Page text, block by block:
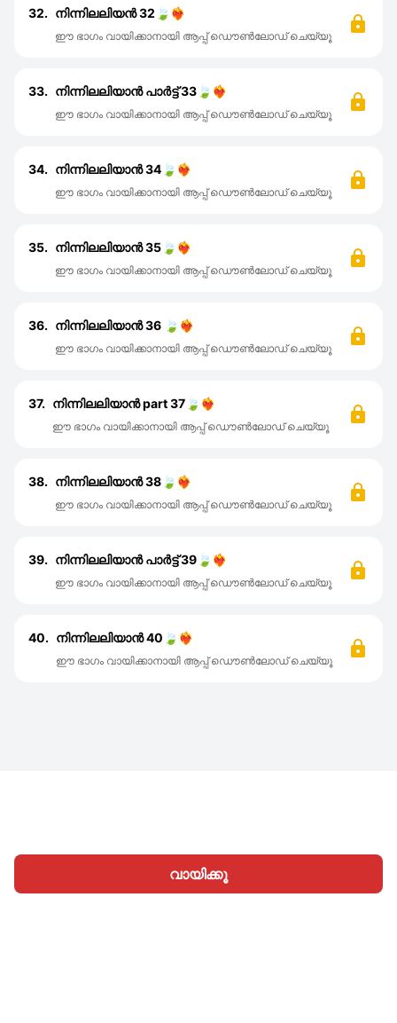
വായിക്കൂ
32. നിന്നിലലിയൻ 32🍃❤️‍🔥
ഈ ഭാഗം വായിക്കാനായി ആപ്പ് ഡൌൺലോഡ് ചെയ്യൂ
33. നിന്നിലലിയാൻ പാർട്ട്‌ 33🍃❤️‍🔥
ഈ ഭാഗം വായിക്കാനായി ആപ്പ് ഡൌൺലോഡ് ചെയ്യൂ
34. നിന്നിലലിയാൻ 34🍃❤️‍🔥
ഈ ഭാഗം വായിക്കാനായി ആപ്പ് ഡൌൺലോഡ് ചെയ്യൂ
35. നിന്നിലലിയാൻ 35🍃❤️‍🔥
ഈ ഭാഗം വായിക്കാനായി ആപ്പ് ഡൌൺലോഡ് ചെയ്യൂ
36. നിന്നിലലിയാൻ 36 🍃❤️‍🔥
ഈ ഭാഗം വായിക്കാനായി ആപ്പ് ഡൌൺലോഡ് ചെയ്യൂ
37. നിന്നിലലിയാൻ part 37🍃❤️‍🔥
ഈ ഭാഗം വായിക്കാനായി ആപ്പ് ഡൌൺലോഡ് ചെയ്യൂ
38. നിന്നിലലിയാൻ 38🍃❤️‍🔥
ഈ ഭാഗം വായിക്കാനായി ആപ്പ് ഡൌൺലോഡ് ചെയ്യൂ
39. നിന്നിലലിയാൻ പാർട്ട്‌ 39🍃❤️‍🔥
ഈ ഭാഗം വായിക്കാനായി ആപ്പ് ഡൌൺലോഡ് ചെയ്യൂ
40. നിന്നിലലിയാൻ 40🍃❤️‍🔥
ഈ ഭാഗം വായിക്കാനായി ആപ്പ് ഡൌൺലോഡ് ചെയ്യൂ
ഹോം വിഭാഗങ്ങള്‍ എഴുതൂ ലേഖനങ്ങൾ സൈനിന്‍